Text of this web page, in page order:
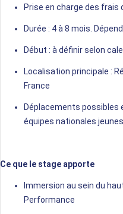
Prise en charge des frais
Durée : 4 à 8 mois.
Début : à définir selon
Localisation principale :
France
Déplacements possibles
équipes nationales jeunes
Ce que le stage apporte
Immersion au sein du
Performance